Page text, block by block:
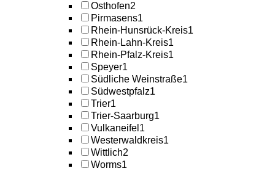
Osthofen2
Pirmasens1
Rhein-Hunsrück-Kreis1
Rhein-Lahn-Kreis1
Rhein-Pfalz-Kreis1
Speyer1
Südliche Weinstraße1
Südwestpfalz1
Trier1
Trier-Saarburg1
Vulkaneifel 1
Westerwaldkreis1
Wittlich2
Worms1